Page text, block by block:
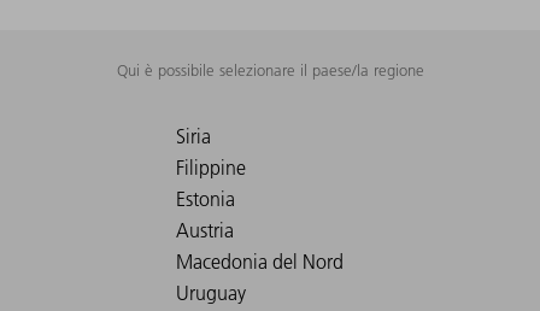
Qui è possibile selezionare il paese/la regione